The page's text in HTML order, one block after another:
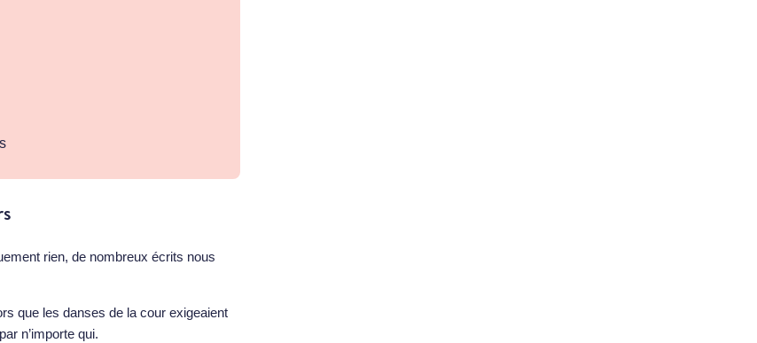
rien, de nombreux écrits nous
que les danses de la cour exigeaient
n’importe qui.